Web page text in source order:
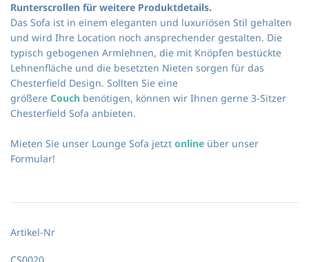
Runterscrollen für weitere Produktdetails.
Das Sofa ist in einem eleganten und luxuriösen Stil gehalten
und wird Ihre Location noch ansprechender gestalten. Die
typisch gebogenen Armlehnen, die mit Knöpfen bestückte
Lehnenfläche und die besetzten Nieten sorgen für das
Chesterfield Design. Sollten Sie eine
größere Couch benötigen, können wir Ihnen gerne 3-Sitzer
Chesterfield Sofa anbieten.
Mieten Sie unser Lounge Sofa jetzt online über unser
Formular!
Artikel-Nr